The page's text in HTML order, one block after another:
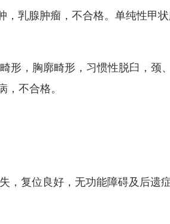
乳腺肿瘤，不合格。单纯性甲
形，胸廓畸形，习惯性脱臼，颈
不合格。
，复位良好，无功能障碍及后遗